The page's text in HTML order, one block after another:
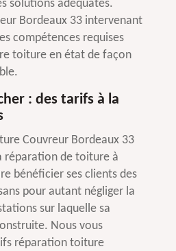
solutions adéquates.
Bordeaux 33 intervenant
compétences requises
toiture en état de façon
: des tarifs à la
Couvreur Bordeaux 33
réparation de toiture à
bénéficier ses clients des
pour autant négliger la
sur laquelle sa
Nous vous
réparation toiture